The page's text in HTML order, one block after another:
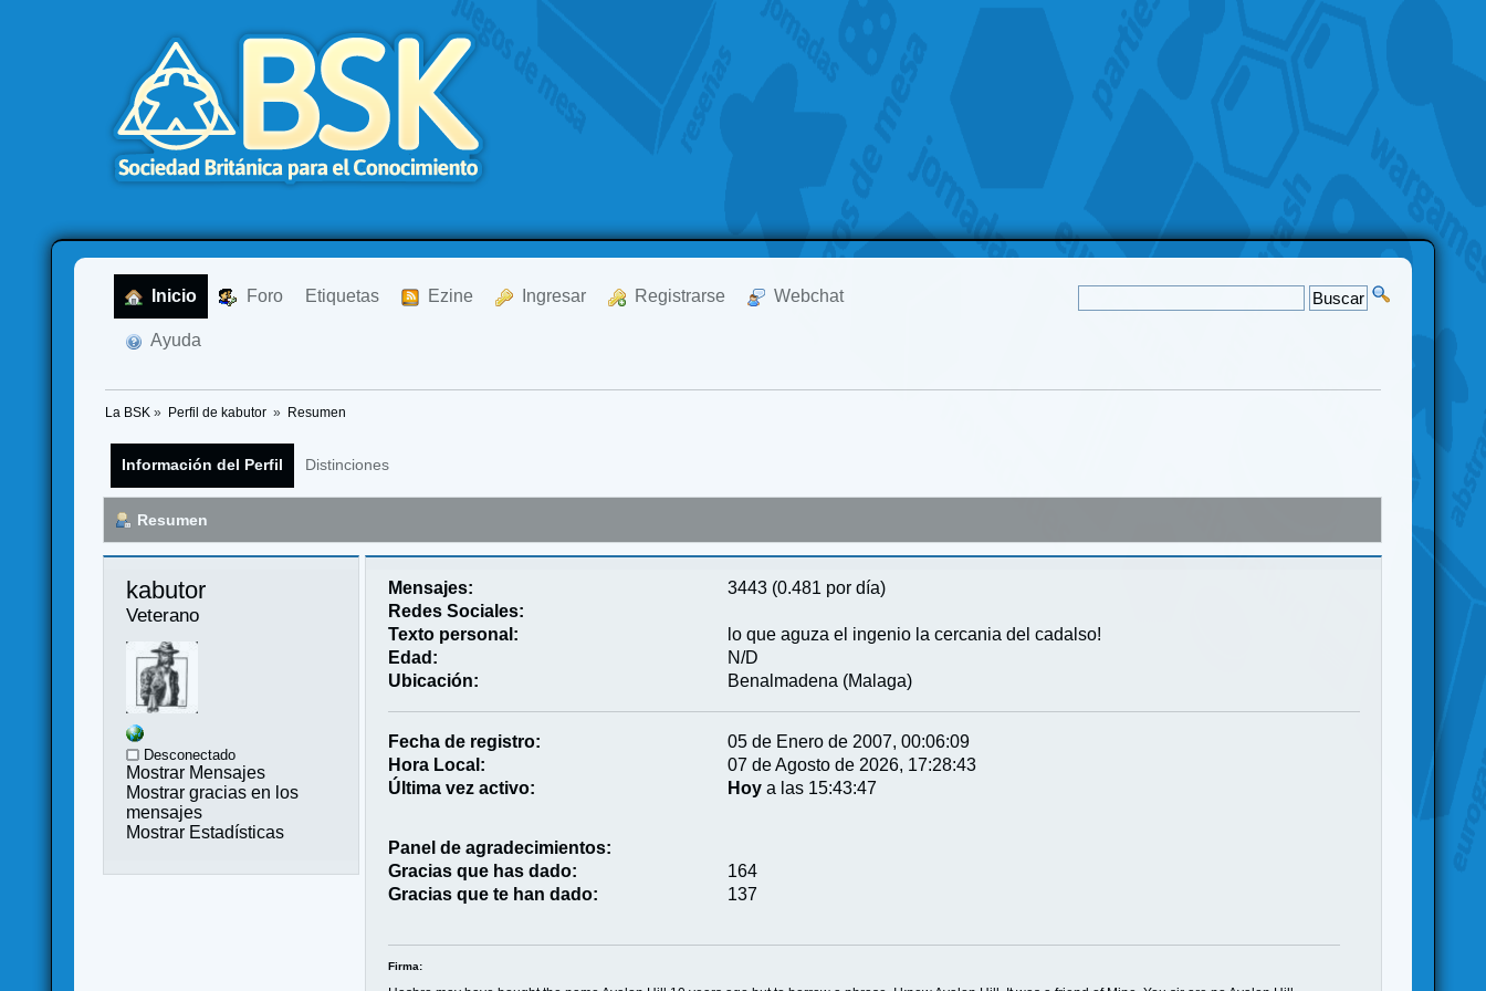
Inicio Foro Etiquetas Ezine Ingresar Registrarse Webchat
Ayuda
La BSK » Perfil de kabutor » Resumen
Información del Perfil Distinciones
Resumen
kabutor
Veterano
Desconectado
Mostrar Mensajes
Mostrar gracias en los
mensajes
Mostrar Estadísticas
Mensajes:
3443 (0.481 por día)
Redes Sociales:
Texto personal:
lo que aguza el ingenio la cercania del cadalso!
Edad:
N/D
Ubicación:
Benalmadena (Malaga)
Fecha de registro:
05 de Enero de 2007, 00:06:09
Hora Local:
07 de Agosto de 2026, 17:28:43
Última vez activo:
Hoy a las 15:43:47
Panel de agradecimientos:
Gracias que has dado:
164
Gracias que te han dado:
137
Firma: